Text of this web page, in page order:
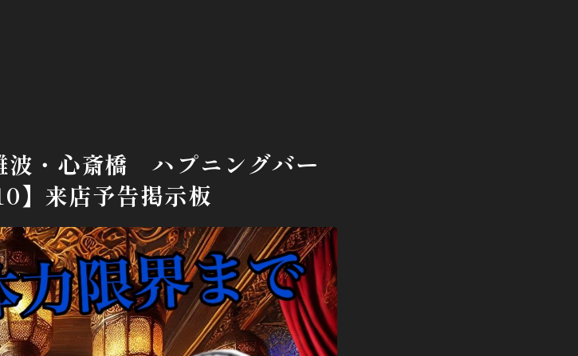
波・心斎橋 ハプニングバー
】来店予告掲示板